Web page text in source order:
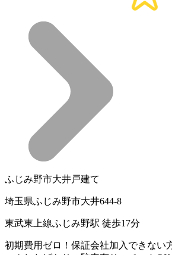
ふじみ野市大井戸建て
埼玉県ふじみ野市大井644-8
東武東上線ふじみ野駅 徒歩17分
初期費用ゼロ！保証会社加入できない